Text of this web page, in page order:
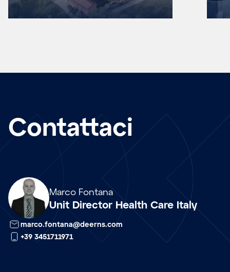
Contattaci
Marco Fontana
Unit Director Health Care Italy
Array
marco.fontana@deerns.com
+39 3451711971